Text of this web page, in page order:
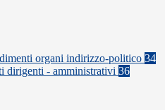
organi indirizzo-politico 34
dirigenti - amministrativi 36